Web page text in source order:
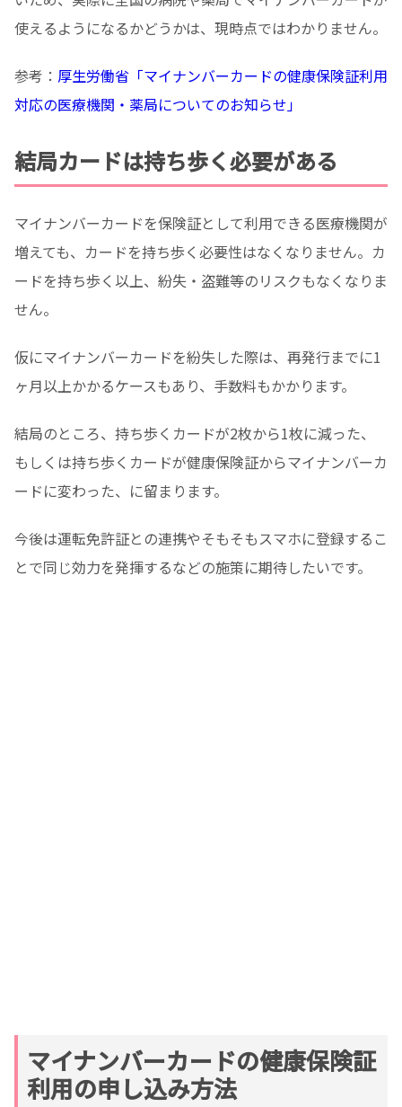
使えるようになるかどうかは、現時点ではわかりません。
参考： 厚生労働省「マイナンバーカードの健康保険証利用
対応の医療機関・薬局についてのお知らせ」
結局カードは持ち歩く必要がある
マイナンバーカードを保険証として利用できる医療機関が
増えても、カードを持ち歩く必要性はなくなりません。カ
ードを持ち歩く以上、紛失・盗難等のリスクもなくなりま
せん。
仮にマイナンバーカードを紛失した際は、再発行までに1
ヶ月以上かかるケースもあり、手数料もかかります。
結局のところ、持ち歩くカードが2枚から1枚に減った、
もしくは持ち歩くカードが健康保険証からマイナンバーカ
ードに変わった、に留まります。
今後は運転免許証との連携やそもそもスマホに登録するこ
とで同じ効力を発揮するなどの施策に期待したいです。
マイナンバーカードの健康保険証
利用の申し込み方法